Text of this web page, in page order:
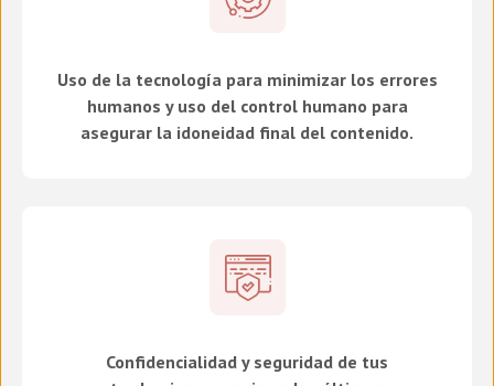
Uso de la tecnología para minimizar los errores
humanos y uso del control humano para
asegurar la idoneidad final del contenido.
Confidencialidad y seguridad de tus